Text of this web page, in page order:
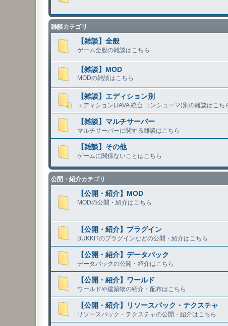
雑談カテゴリ
【雑談】全般
ゲーム全般の雑談はこちら
【雑談】MOD
MODの雑談はこちら
【雑談】エディション別
エディション(JAVA 統合 コンシューマ)別の雑談はこち
【雑談】マルチサーバー
マルチサーバーに関する雑談はこちら
【雑談】その他
ゲームに関係ないことはこちら
公開・紹介カテゴリ
【公開・紹介】MOD
MODの公開・紹介はこちら
【公開・紹介】プラグイン
BUKKITのプラグインなどの公開・紹介はこちら
【公開・紹介】データパック
データパックの公開・紹介はこちら
【公開・紹介】ワールド
ワールドや建築物の紹介・配布はこちら
【公開・紹介】リソースパック・テクスチャ
リソースパック・テクスチャの公開・紹介はこちら